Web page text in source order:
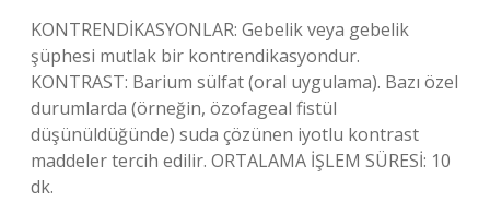
KONTRENDİKASYONLAR: Gebelik veya gebelik
şüphesi mutlak bir kontrendikasyondur.
KONTRAST: Barium sülfat (oral uygulama). Bazı özel
durumlarda (örneğin, özofageal fistül
düşünüldüğünde) suda çözünen iyotlu kontrast
maddeler tercih edilir. ORTALAMA İŞLEM SÜRESİ: 10
dk.